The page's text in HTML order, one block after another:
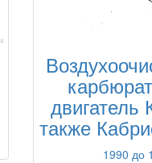
двигатель
также
1990 до